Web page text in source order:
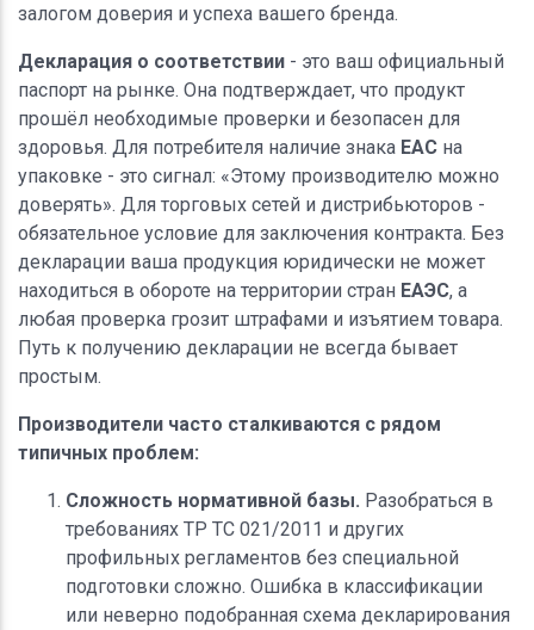
залогом доверия и успеха вашего бренда.
Декларация о соответствии - это ваш официальный
паспорт на рынке. Она подтверждает, что продукт
прошёл необходимые проверки и безопасен для
здоровья. Для потребителя наличие знака EAC на
упаковке - это сигнал: «Этому производителю можно
доверять». Для торговых сетей и дистрибьюторов -
обязательное условие для заключения контракта. Без
декларации ваша продукция юридически не может
находиться в обороте на территории стран ЕАЭС, а
любая проверка грозит штрафами и изъятием товара.
Путь к получению декларации не всегда бывает
простым.
Производители часто сталкиваются с рядом
типичных проблем:
Сложность нормативной базы. Разобраться в
требованиях ТР ТС 021/2011 и других
профильных регламентов без специальной
подготовки сложно. Ошибка в классификации
или неверно подобранная схема декларирования